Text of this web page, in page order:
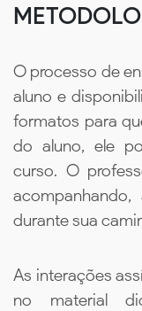
O processo de
aluno e
formatos para
do aluno, ele
curso. O
durante sua
As interações
no material